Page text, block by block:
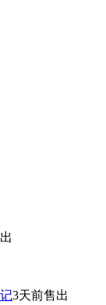
3天前售出